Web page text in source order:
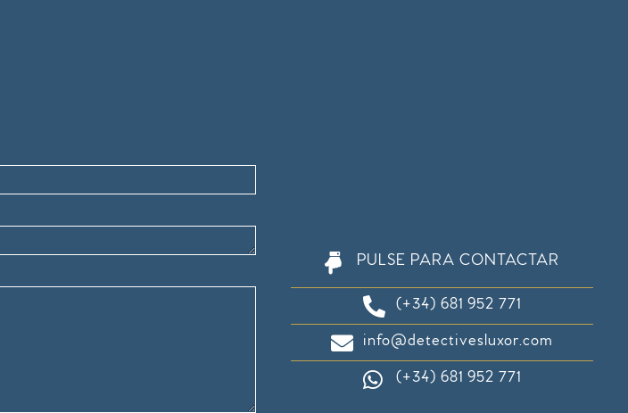
PULSE PARA CONTACTAR
(+34) 681 952 771
info@detectivesluxor.com
(+34) 681 952 771